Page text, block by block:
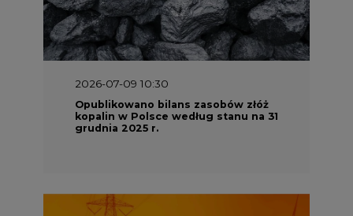
2026-07-09 10:30
Opublikowano bilans zasobów złóż
kopalin w Polsce według stanu na 31
grudnia 2025 r.